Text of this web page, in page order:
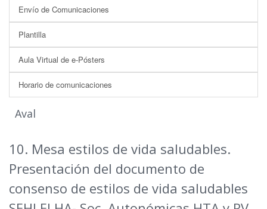
Envío de Comunicaciones
Plantilla
Aula Virtual de e-Pósters
Horario de comunicaciones
Aval
10. Mesa estilos de vida saludables.
Presentación del documento de
consenso de estilos de vida saludables